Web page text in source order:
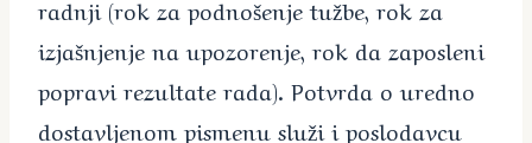
radnji (rok za podnošenje tužbe, rok za
izjašnjenje na upozorenje, rok da zaposleni
popravi rezultate rada). Potvrda o uredno
dostavljenom pismenu služi i poslodavcu